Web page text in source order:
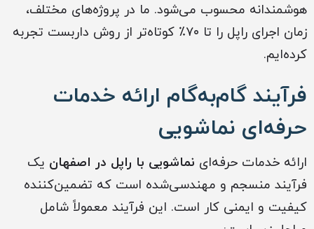
هوشمندانه محسوب می‌شود. ما در پروژه‌های مختلف،
زمان اجرای راپل را تا ۷۰٪ کوتاه‌تر از روش داربست تجربه
کرده‌ایم.
فرآیند گام‌به‌گام ارائه خدمات
حرفه‌ای نماشویی
ارائه خدمات حرفه‌ای نماشویی با راپل در اصفهان یک
فرآیند منسجم و مهندسی‌شده است که تضمین‌کننده
کیفیت و ایمنی کار است. این فرآیند معمولاً شامل